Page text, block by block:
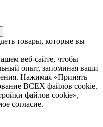
товары, которые вы
веб-сайте, чтобы
опыт, запоминая ваши
Нажимая «Принять
ВСЕХ файлов cookie.
файлов cookie»,
согласие.